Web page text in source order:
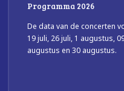
Programma 2026
De data van de concerten
19 juli, 26 juli, 1 augustus,
augustus en 30 augustus.